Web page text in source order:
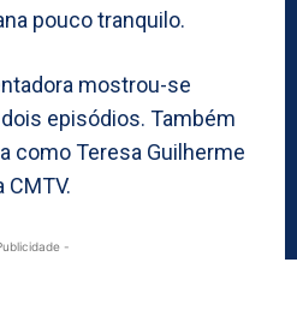
pouco tranquilo.
mostrou-se
episódios. Também
como Teresa Guilherme
-